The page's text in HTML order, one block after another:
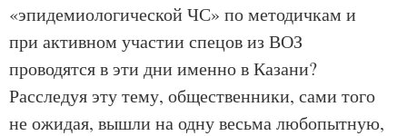
«эпидемиологической ЧС» по методичкам и
при активном участии спецов из ВОЗ
проводятся в эти дни именно в Казани?
Расследуя эту тему, общественники, сами того
не ожидая, вышли на одну весьма любопытную,